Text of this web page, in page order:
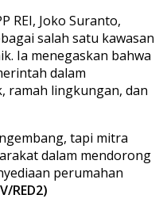
REI, Joko Suranto,
salah satu kawasan
Ia menegaskan bahwa
dalam
ramah lingkungan, dan
tapi mitra
dalam mendorong
perumahan
RED2)